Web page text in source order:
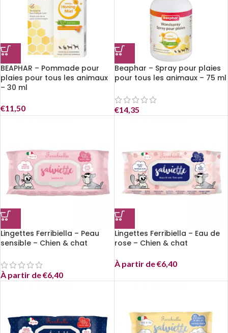
BEAPHAR – Pommade pour
plaies pour tous les animaux
– 30 ml
€11,50
Beaphar – Spray pour plaies
pour tous les animaux – 75 ml
€14,35
Lingettes Ferribiella – Peau
sensible – Chien & chat
À partir de€6,40
Lingettes Ferribiella – Eau de
rose – Chien & chat
À partir de€6,40